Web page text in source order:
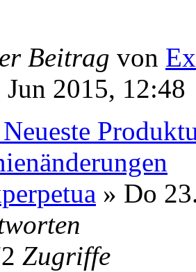
Beitrag von
2015, 12:48
» Do
Zugriffe